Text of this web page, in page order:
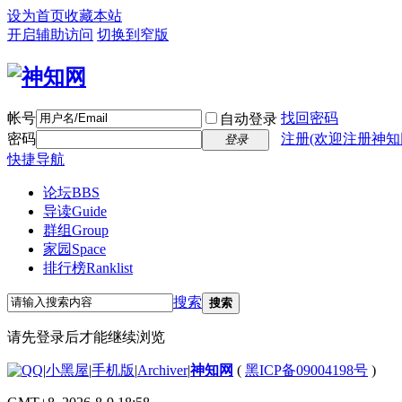
设为首页收藏本站
开启辅助访问 切换到窄版
帐号 自动登录 找回密码
密码
登录
注册(欢迎注册神
快捷导航
论坛BBS
导读Guide
群组Group
家园 Space
排行榜Ranklist
搜索 搜索
请先登录后才能继续浏览
|小黑屋|手机版|Archiver|神知网 ( 黑ICP备09004198号 )